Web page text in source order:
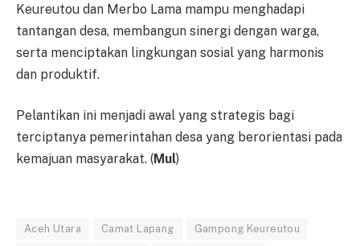
Keureutou dan Merbo Lama mampu menghadapi
tantangan desa, membangun sinergi dengan warga,
serta menciptakan lingkungan sosial yang harmonis
dan produktif.
Pelantikan ini menjadi awal yang strategis bagi
terciptanya pemerintahan desa yang berorientasi pada
kemajuan masyarakat. (Mul)
Aceh Utara Camat Lapang Gampong Keureutou